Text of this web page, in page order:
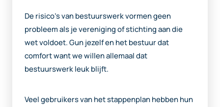
De risico’s van bestuurswerk vormen geen
probleem als je vereniging of stichting aan die
wet voldoet. Gun jezelf en het bestuur dat
comfort want we willen allemaal dat
bestuurswerk leuk blijft.
Veel gebruikers van het stappenplan hebben hun